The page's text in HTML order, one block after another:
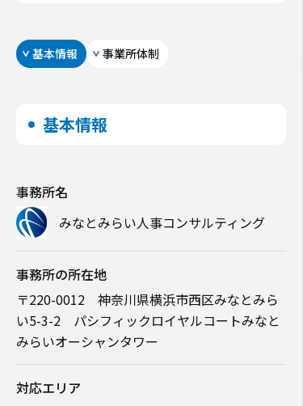
基本情報 事業所体制
基本情報
事務所名
みなとみらい人事コンサルティング
事務所の所在地
〒220-0012 神奈川県横浜市西区みなとみら
い5-3-2 パシフィックロイヤルコートみなと
みらいオーシャンタワー
対応エリア